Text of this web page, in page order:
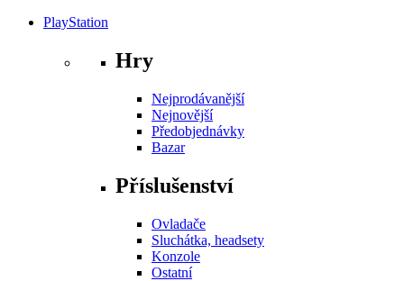
PlayStation
Hry
Nejprodávanější
Nejnovější
Předobjednávky
Bazar
Příslušenství
Ovladače
Sluchátka, headsety
Konzole
Ostatní